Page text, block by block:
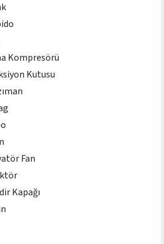
Kompresörü
Kutusu
Fan
Kapağı